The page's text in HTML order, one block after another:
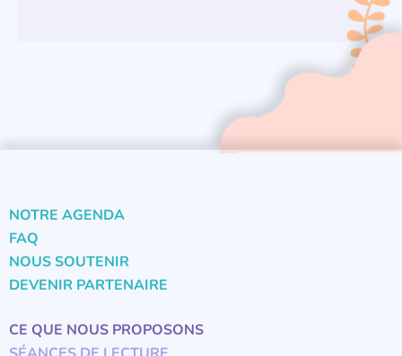
NOTRE AGENDA
FAQ
NOUS SOUTENIR
DEVENIR PARTENAIRE
CE QUE NOUS PROPOSONS